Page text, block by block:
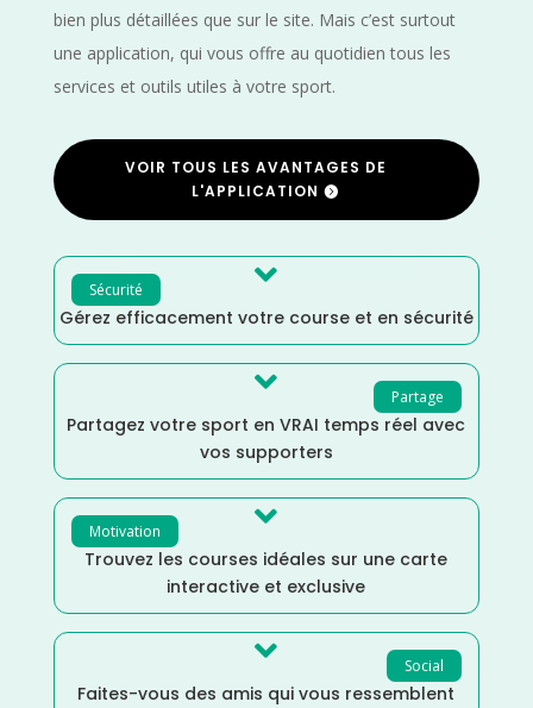
bien plus détaillées que sur le site. Mais c’est surtout
une application, qui vous offre au quotidien tous les
services et outils utiles à votre sport.
VOIR TOUS LES AVANTAGES DE
L'APPLICATION
Sécurité 
Gérez efficacement votre course et en sécurité
Partage

Partagez votre sport en VRAI temps réel avec
vos supporters
Motivation 
Trouvez les courses idéales sur une carte
interactive et exclusive
Social

Faites-vous des amis qui vous ressemblent